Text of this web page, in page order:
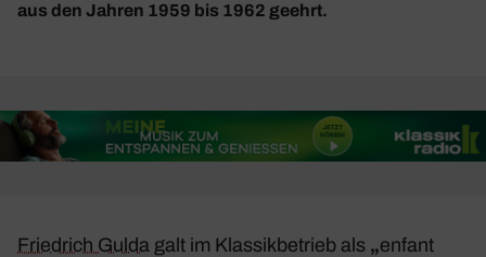
aus den Jahren 1959 bis 1962 geehrt.
Fried­rich Gulda galt im Klas­sik­be­trieb als „enfant